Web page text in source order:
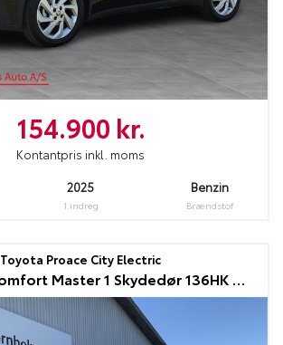
154.900 kr.
Kontantpris inkl. moms
2025
1.indreg
Benzin
Brændstof
Toyota Proace City Electric
Medium EL Comfort Master 1 Skydedør 136HK Van Aut.